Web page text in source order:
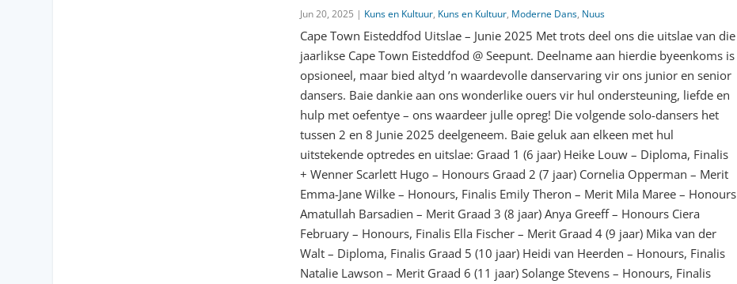
Jun 20, 2025 | Kuns en Kultuur, Kuns en Kultuur, Moderne Dans, Nuus
Cape Town Eisteddfod Uitslae – Junie 2025 Met trots deel ons die uitslae van die
jaarlikse Cape Town Eisteddfod @ Seepunt. Deelname aan hierdie byeenkoms is
opsioneel, maar bied altyd ’n waardevolle danservaring vir ons junior en senior
dansers. Baie dankie aan ons wonderlike ouers vir hul ondersteuning, liefde en
hulp met oefentye – ons waardeer julle opreg! Die volgende solo-dansers het
tussen 2 en 8 Junie 2025 deelgeneem. Baie geluk aan elkeen met hul
uitstekende optredes en uitslae: Graad 1 (6 jaar) Heike Louw – Diploma, Finalis
+ Wenner Scarlett Hugo – Honours Graad 2 (7 jaar) Cornelia Opperman – Merit
Emma-Jane Wilke – Honours, Finalis Emily Theron – Merit Mila Maree – Honours
Amatullah Barsadien – Merit Graad 3 (8 jaar) Anya Greeff – Honours Ciera
February – Honours, Finalis Ella Fischer – Merit Graad 4 (9 jaar) Mika van der
Walt – Diploma, Finalis Graad 5 (10 jaar) Heidi van Heerden – Honours, Finalis
Natalie Lawson – Merit Graad 6 (11 jaar) Solange Stevens – Honours, Finalis